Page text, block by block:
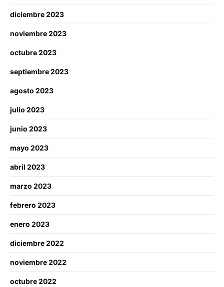
diciembre 2023
noviembre 2023
octubre 2023
septiembre 2023
agosto 2023
julio 2023
junio 2023
mayo 2023
abril 2023
marzo 2023
febrero 2023
enero 2023
diciembre 2022
noviembre 2022
octubre 2022